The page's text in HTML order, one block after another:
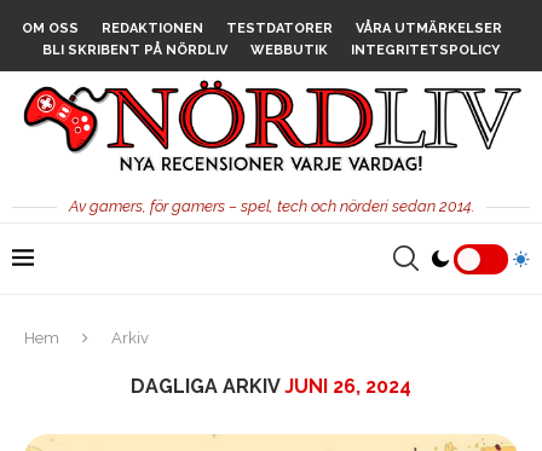
OM OSS REDAKTIONEN TESTDATORER
VÅRA UTMÄRKELSER
BLI SKRIBENT PÅ NÖRDLIV
WEBBUTIK INTEGRITETSPOLICY
Av gamers, för gamers – spel, tech och nörderi sedan 2014.
Hem Arkiv
DAGLIGA ARKIVJUNI 26, 2024